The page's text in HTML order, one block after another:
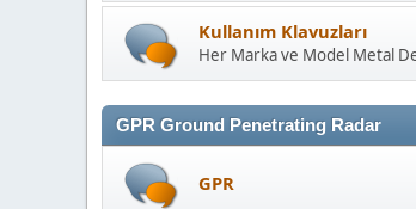
Kullanım Klavuzları
Her Marka ve Model Metal
GPR Ground Penetrating Radar
GPR